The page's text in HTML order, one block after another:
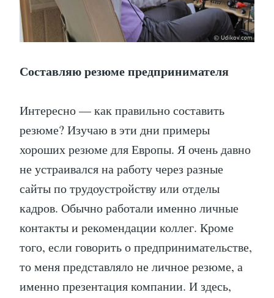
Составляю резюме предпринимателя
Интересно — как правильно составить
резюме? Изучаю в эти дни примеры
хороших резюме для Европы. Я очень давно
не устраивался на работу через разные
сайты по трудоустройству или отделы
кадров. Обычно работали именно личные
контакты и рекомендации коллег. Кроме
того, если говорить о предпринимательстве,
то меня представляло не личное резюме, а
именно презентация компании. И здесь,